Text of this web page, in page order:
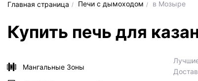
Главная страница Печи с дымоходом в Мозыре
Купить печь для
Мангальные Зоны